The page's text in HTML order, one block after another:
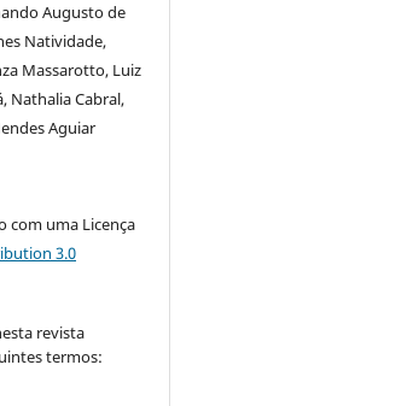
Augusto de
Natividade,
Massarotto, Luiz
Nathalia Cabral,
Aguiar
com uma Licença
3.0
revista
termos: